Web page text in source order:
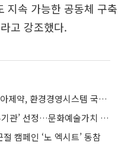
지속 가능한 공동체 구축
고 강조했다.
동아쏘시오홀딩스·동아ST·동아제약, 환경경영시스템 국제표준 인증 획득
동아제약, ‘문화예술후원 우수기관’ 선정…문화예술가치 확산에 진심
캠페인 ‘노 엑시트’ 동참